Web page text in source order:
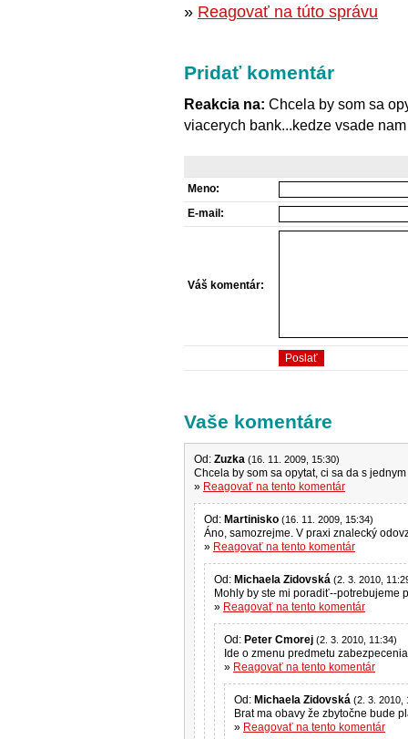
» Reagovať na túto správu
Pridať komentár
Reakcia na: Chcela by som sa
viacerych bank...kedze vsade
Meno:
E-mail:
Váš komentár:
Vaše komentáre
Od: Zuzka (16. 11. 2009, 15:30)
Chcela by som sa opytat, ci sa da s
» Reagovať na tento komentár
Od: Martinisko (16. 11. 2009, 15:34)
Áno, samozrejme. V praxi znalecký
» Reagovať na tento komentár
Od: Michaela Zidovská (2. 3. 2010,
Mohly by ste mi poradiť--potrebujeme
» Reagovať na tento komentár
Od: Peter Cmorej (2. 3. 2010, 11:34)
Ide o zmenu predmetu
» Reagovať na tento komentár
Od: Michaela Zidovská (2. 3. 2010,
Brat ma obavy že zbytočne bude
» Reagovať na tento komentár